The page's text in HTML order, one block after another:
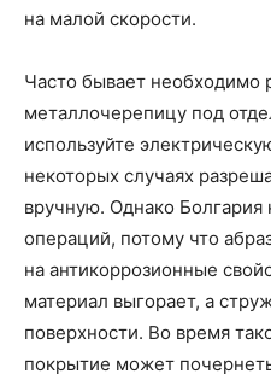
на малой скорости.
Часто бывает необходимо
металлочерепицу под
используйте
некоторых случаях
вручную. Однако Болгария
операций, потому что
на антикоррозионные
материал выгорает, а
поверхности. Во время
покрытие может